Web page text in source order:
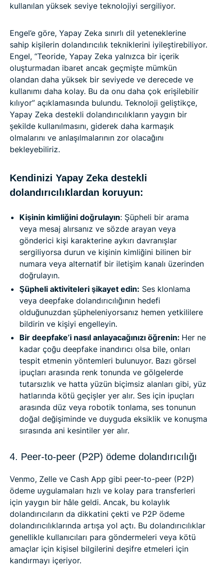
kullanılan yüksek seviye teknolojiyi sergiliyor.
Engel’e göre, Yapay Zeka sınırlı dil yeteneklerine
sahip kişilerin dolandırıcılık tekniklerini iyileştirebiliyor.
Engel, “Teoride, Yapay Zeka yalnızca bir içerik
oluşturmadan ibaret ancak geçmişte mümkün
olandan daha yüksek bir seviyede ve derecede ve
kullanımı daha kolay. Bu da onu daha çok erişilebilir
kılıyor” açıklamasında bulundu. Teknoloji geliştikçe,
Yapay Zeka destekli dolandırıcılıkların yaygın bir
şekilde kullanılmasını, giderek daha karmaşık
olmalarını ve anlaşılmalarının zor olacağını
bekleyebiliriz.
Kendinizi Yapay Zeka destekli
dolandırıcılıklardan koruyun:
Kişinin kimliğini doğrulayın: Şüpheli bir arama
veya mesaj alırsanız ve sözde arayan veya
gönderici kişi karakterine aykırı davranışlar
sergiliyorsa durun ve kişinin kimliğini bilinen bir
numara veya alternatif bir iletişim kanalı üzerinden
doğrulayın.
Şüpheli aktiviteleri şikayet edin: Ses klonlama
veya deepfake dolandırıcılığının hedefi
olduğunuzdan şüpheleniyorsanız hemen yetkililere
bildirin ve kişiyi engelleyin.
Bir deepfake’i nasıl anlayacağınızı öğrenin: Her ne
kadar çoğu deepfake inandırıcı olsa bile, onları
tespit etmenin yöntemleri bulunuyor. Bazı görsel
ipuçları arasında renk tonunda ve gölgelerde
tutarsızlık ve hatta yüzün biçimsiz alanları gibi, yüz
hatlarında kötü geçişler yer alır. Ses için ipuçları
arasında düz veya robotik tonlama, ses tonunun
doğal değişiminde ve duyguda eksiklik ve konuşma
sırasında ani kesintiler yer alır.
4. Peer-to-peer (P2P) ödeme dolandırıcılığı
Venmo, Zelle ve Cash App gibi peer-to-peer (P2P)
ödeme uygulamaları hızlı ve kolay para transferleri
için yaygın bir hâle geldi. Ancak, bu kolaylık
dolandırıcıların da dikkatini çekti ve P2P ödeme
dolandırıcılıklarında artışa yol açtı. Bu dolandırıcılıklar
genellikle kullanıcıları para göndermeleri veya kötü
amaçlar için kişisel bilgilerini deşifre etmeleri için
kandırmayı içeriyor.